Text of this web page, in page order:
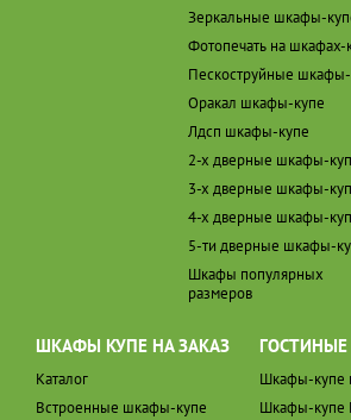
Зеркальные шкафы-
Фотопечать на шкафах-
Пескоструйные
Оракал шкафы-купе
Лдсп шкафы-купе
2-х дверные шкафы-
3-х дверные шкафы-
4-х дверные шкафы-
5-ти дверные шкафы-
Шкафы популярных
размеров
ШКАФЫ КУПЕ НА ЗАКАЗ
Каталог
Встроенные шкафы-купе
ГОСТИНЫЕ
Шкафы-купе
Шкафы-купе